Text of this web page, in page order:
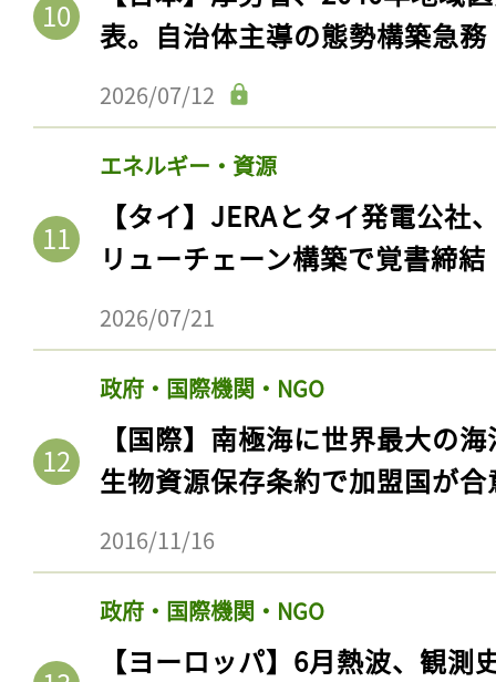
表。自治体主導の態勢構築急務
2026/07/12
エネルギー・資源
【タイ】JERAとタイ発電公社
リューチェーン構築で覚書締結
2026/07/21
政府・国際機関・NGO
【国際】南極海に世界最大の
生物資源保存条約で加盟国が合
2016/11/16
政府・国際機関・NGO
【ヨーロッパ】6月熱波、観